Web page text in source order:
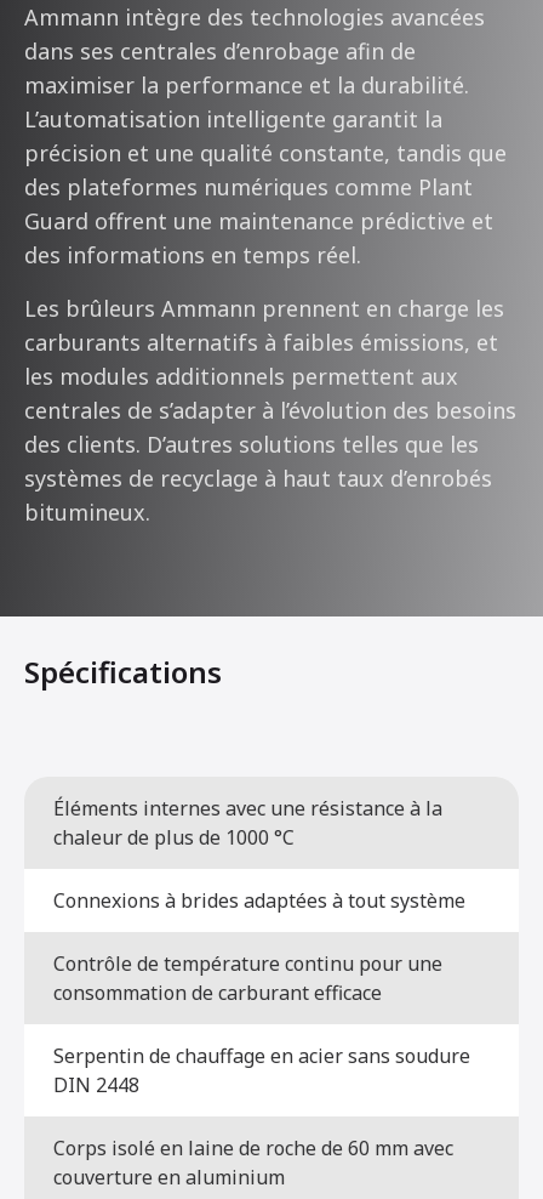
Ammann intègre des technologies avancées
dans ses centrales d’enrobage afin de
maximiser la performance et la durabilité.
L’automatisation intelligente garantit la
précision et une qualité constante, tandis que
des plateformes numériques comme Plant
Guard offrent une maintenance prédictive et
des informations en temps réel.
Les brûleurs Ammann prennent en charge les
carburants alternatifs à faibles émissions, et
les modules additionnels permettent aux
centrales de s’adapter à l’évolution des besoins
des clients. D’autres solutions telles que les
systèmes de recyclage à haut taux d’enrobés
bitumineux.
Spécifications
Éléments internes avec une résistance à la
chaleur de plus de 1000 °C
Connexions à brides adaptées à tout système
Contrôle de température continu pour une
consommation de carburant efficace
Serpentin de chauffage en acier sans soudure
DIN 2448
Corps isolé en laine de roche de 60 mm avec
couverture en aluminium